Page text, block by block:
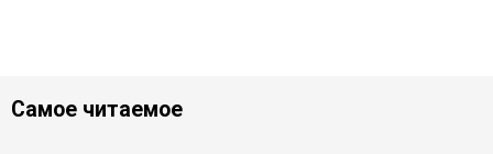
Самое читаемое